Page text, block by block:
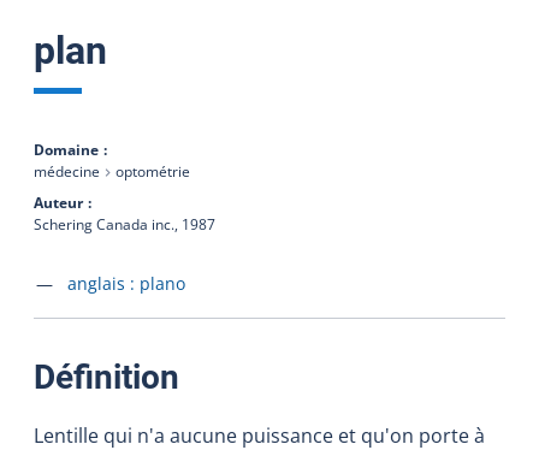
plan
Domaine
médecine
optométrie
Auteur
Schering Canada inc., 1987
Accéder à la fiche en
anglais : plano
Définition
Lentille qui n'a aucune puissance et qu'on porte à